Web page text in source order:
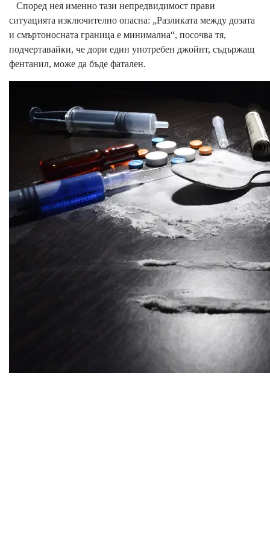
Според нея именно тази непредвидимост прави
ситуацията изключително опасна: „Разликата между дозата
и смъртоносната граница е минимална“, посочва тя,
подчертавайки, че дори един употребен джойнт, съдържащ
фентанил, може да бъде фатален.